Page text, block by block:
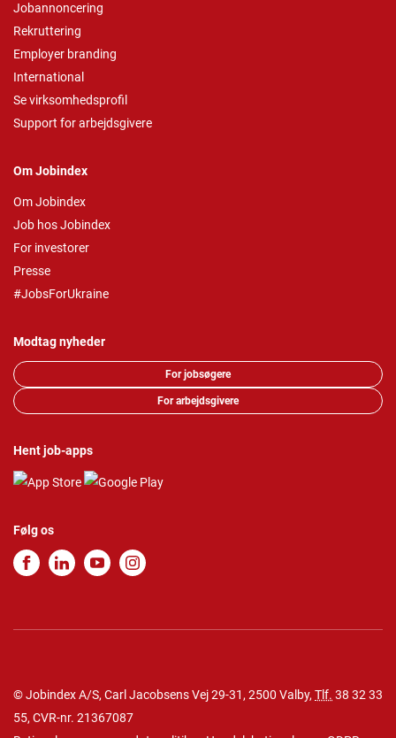
Jobannoncering
Rekruttering
Employer branding
International
Se virksomhedsprofil
Support for arbejdsgivere
Om Jobindex
Om Jobindex
Job hos Jobindex
For investorer
Presse
#JobsForUkraine
Modtag nyheder
For jobsøgere
For arbejdsgivere
Hent job-apps
Følg os
© Jobindex A/S, Carl Jacobsens Vej 29-31, 2500 Valby, Tlf. 38 32 33
55, CVR-nr. 21367087